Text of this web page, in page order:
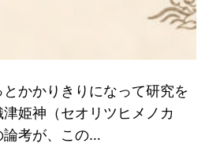
かかりきりになって研究を
姫神（セオリツヒメノカ
論考が、この…